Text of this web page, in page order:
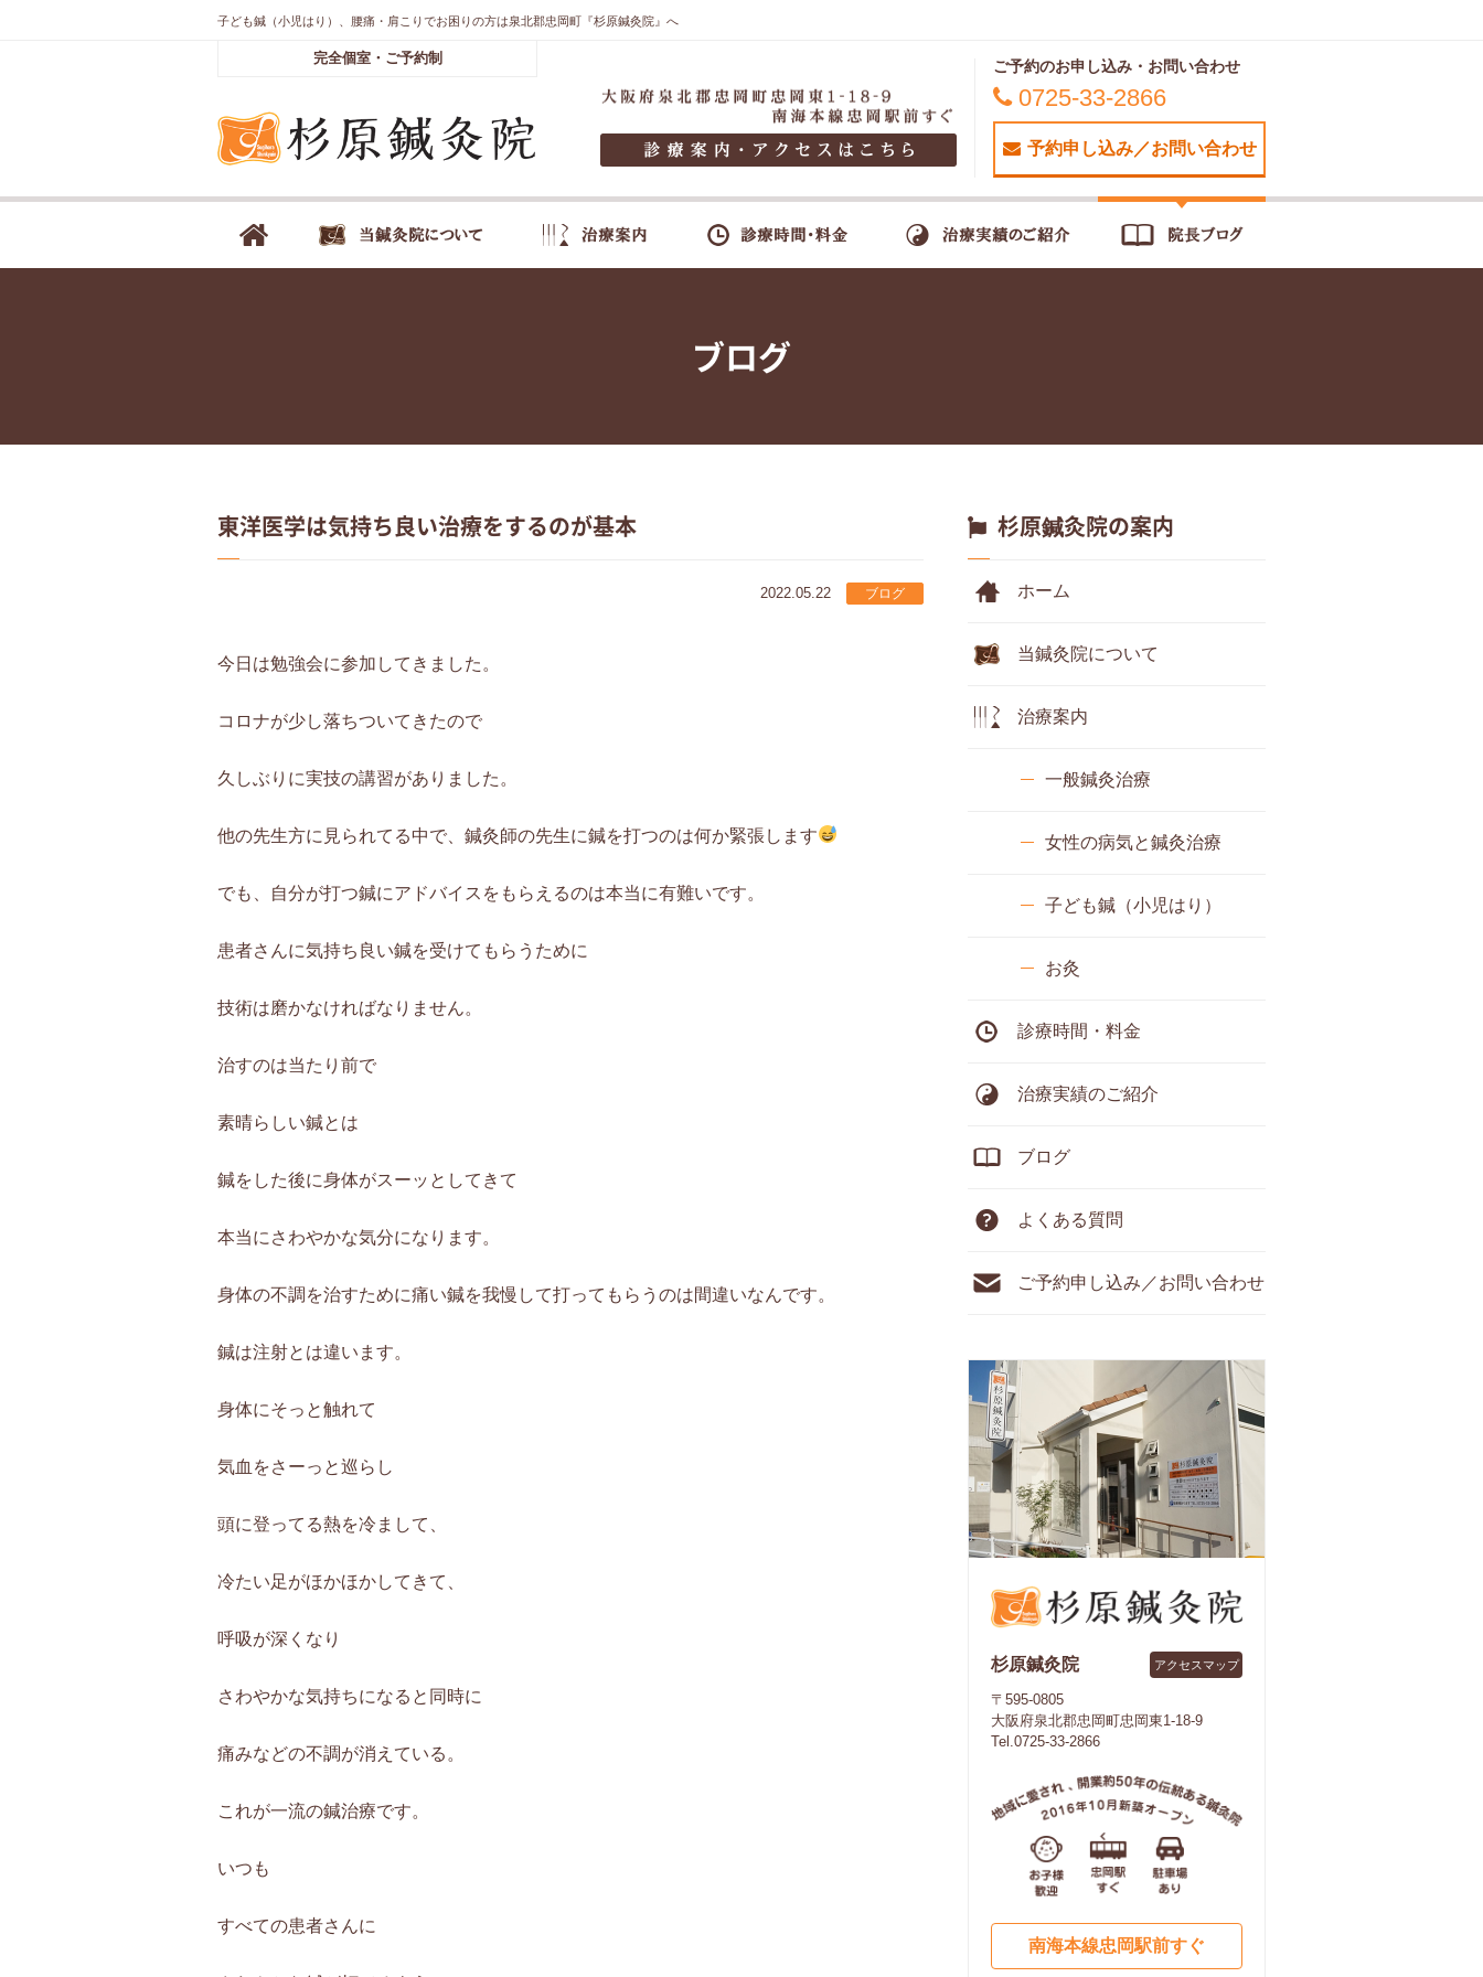
子ども鍼（小児はり）、腰痛・肩こりでお困りの方は泉北郡忠岡町『杉原鍼灸院』へ
完全個室・ご予約制 ご予約のお申し込み・お問い合わせ
0725-33-2866
予約申し込み／お問い合わせ
ブログ
東洋医学は気持ち良い治療をするのが基本
2022.05.22 ブログ
今日は勉強会に参加してきました。
コロナが少し落ちついてきたので
久しぶりに実技の講習がありました。
他の先生方に見られてる中で、鍼灸師の先生に鍼を打つのは何か緊張します
でも、自分が打つ鍼にアドバイスをもらえるのは本当に有難いです。
患者さんに気持ち良い鍼を受けてもらうために
技術は磨かなければなりません。
治すのは当たり前で
素晴らしい鍼とは
鍼をした後に身体がスーッとしてきて
本当にさわやかな気分になります。
身体の不調を治すために痛い鍼を我慢して打ってもらうのは間違いなんです。
鍼は注射とは違います。
身体にそっと触れて
気血をさーっと巡らし
頭に登ってる熱を冷まして、
冷たい足がほかほかしてきて、
呼吸が深くなり
さわやかな気持ちになると同時に
痛みなどの不調が消えている。
これが一流の鍼治療です。
いつも
すべての患者さんに
杉原鍼灸院の案内
ホーム
当鍼灸院について
治療案内
一般鍼灸治療
女性の病気と鍼灸治療
子ども鍼（小児はり）
お灸
診療時間・料金
治療実績のご紹介
ブログ
よくある質問
ご予約申し込み／お問い合わせ
杉原鍼灸院 アクセスマップ
〒595-0805
大阪府泉北郡忠岡町忠岡東1-18-9
Tel.0725-33-2866
南海本線忠岡駅前すぐ